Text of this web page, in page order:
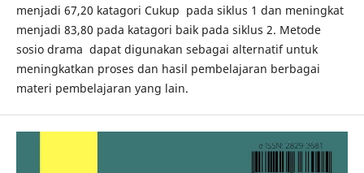
menjadi 67,20 katagori Cukup pada siklus 1 dan meningkat
menjadi 83,80 pada katagori baik pada siklus 2. Metode
sosio drama dapat digunakan sebagai alternatif untuk
meningkatkan proses dan hasil pembelajaran berbagai
materi pembelajaran yang lain.